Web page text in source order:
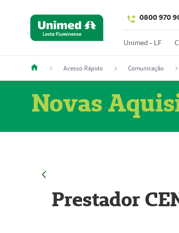
0800 970
Unimed - LF
Acesso Rápido Comunicação
Novas
Prestador